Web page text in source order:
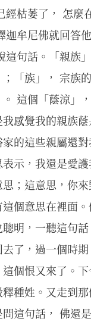
經枯萎了， 怎麼
迦牟尼佛就回答
這句話。「親族
「族」， 宗族
這個「蔭涼」
感覺我的親族蔭
的這些親屬還
示，我還是愛
；這意思，你來
個意思在裡面
明，一聽這句
了，過一個時
個恨又來了。
種姓。又走到
這句話， 佛還